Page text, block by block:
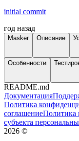
initial commit
год назад
Masker Описание
Особенности
README.md
Документация
Политика
соглашениеПолитика
субъекта
2026 ©